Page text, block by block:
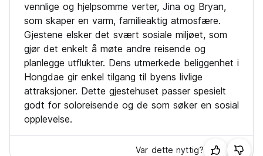
vennlige og hjelpsomme verter, Jina og Bryan,
som skaper en varm, familieaktig atmosfære.
Gjestene elsker det svært sosiale miljøet, som
gjør det enkelt å møte andre reisende og
planlegge utflukter. Dens utmerkede beliggenhet i
Hongdae gir enkel tilgang til byens livlige
attraksjoner. Dette gjestehuset passer spesielt
godt for soloreisende og de som søker en sosial
opplevelse.
Var dette nyttig?